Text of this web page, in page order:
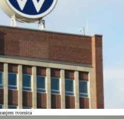
tvornica